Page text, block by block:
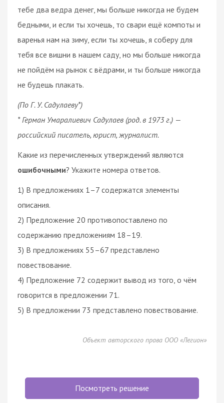
тебе два ведра денег, мы больше никогда не будем
бедными, и если ты хочешь, то свари ещё компоты и
варенья нам на зиму, если ты хочешь, я соберу для
тебя все вишни в нашем саду, но мы больше никогда
не пойдём на рынок с вёдрами, и ты больше никогда
не будешь плакать.
(По Г. У. Садулаеву*)
* Герман Умаралиевич Садулаев (род. в 1973 г.) —
российский писатель, юрист, журналист.
Какие из перечисленных утверждений являются
ошибочными? Укажите номера ответов.
1) В предложениях 1–7 содержатся элементы
описания.
2) Предложение 20 противопоставлено по
содержанию предложениям 18–19.
3) В предложениях 55–67 представлено
повествование.
4) Предложение 72 содержит вывод из того, о чём
говорится в предложении 71.
5) В предложении 73 представлено повествование.
Объект авторского права ООО «Легион»
Посмотреть решение